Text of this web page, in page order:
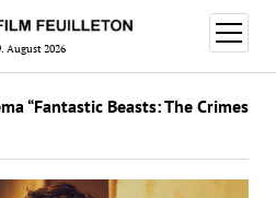
August 2026
Menü
öffnen
“Fantastic Beasts: The Crimes